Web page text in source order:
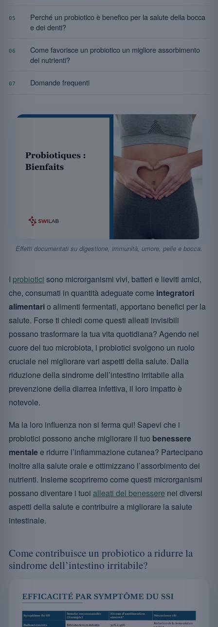
05
Perché un probiotico è benefico per la salute della bocca
e dei denti?
06
Come favorisce un probiotico un migliore assorbimento
dei nutrienti?
07 Domande frequenti
Effetti documentati su digestione, immunità, umore, pelle e bocca.
I probiotici sono microrganismi vivi, batteri e lieviti amici,
che, consumati in quantità adeguate come integratori
alimentario alimenti fermentati, apportano benefici per la
salute. Forse ti chiedi come questi alleati invisibili
possano trasformare la tua vita quotidiana? Agendo nel
cuore del tuo microbiota, i probiotici svolgono un ruolo
cruciale nel migliorare vari aspetti della salute. Dalla
riduzione della sindrome dell’intestino irritabile alla
prevenzione della diarrea infettiva, il loro impatto è
notevole.
Ma la loro influenza non si ferma qui! Sapevi che i
probiotici possono anche migliorare il tuo benessere
mentalee ridurre l’infiammazione cutanea? Partecipano
inoltre alla salute orale e ottimizzano l’assorbimento dei
nutrienti. Insieme scopriremo come questi microrganismi
possano diventare i tuoi alleati del benessere nei diversi
aspetti della salute e contribuire a migliorare la salute
intestinale.
Come contribuisce un probiotico a ridurre la
sindrome dell’intestino irritabile?